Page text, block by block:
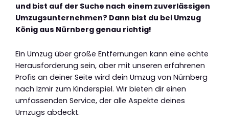
und bist auf der Suche nach einem zuverlässigen
Umzugsunternehmen? Dann bist du bei Umzug
König aus Nürnberg genau richtig!
Ein Umzug über große Entfernungen kann eine echte
Herausforderung sein, aber mit unseren erfahrenen
Profis an deiner Seite wird dein Umzug von Nürnberg
nach Izmir zum Kinderspiel. Wir bieten dir einen
umfassenden Service, der alle Aspekte deines
Umzugs abdeckt.